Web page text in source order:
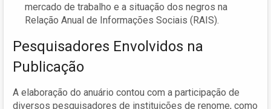
mercado de trabalho e a situação dos negros na
Relação Anual de Informações Sociais (RAIS).
Pesquisadores Envolvidos na
Publicação
A elaboração do anuário contou com a participação de
diversos pesquisadores de instituições de renome, como